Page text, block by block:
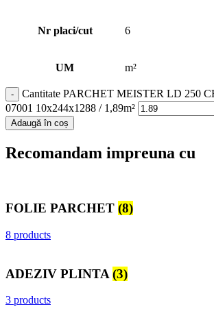
Nr placi/cut 6
UM m²
Cantitate PARCHET MEISTER LD 250
07001 10x244x1288 / 1,89m²
Adaugă în coș
Recomandam impreuna cu
FOLIE PARCHET (8)
8 products
ADEZIV PLINTA (3)
3 products